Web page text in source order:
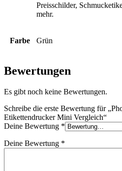
Preisschilder,
mehr.
Farbe Grün
Bewertungen
Es gibt noch keine Bewertungen.
Schreibe die erste Bewertung für
Etikettendrucker Mini Vergleich“
Deine Bewertung *
Deine Bewertung *